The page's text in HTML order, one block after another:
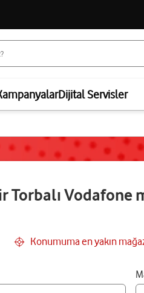
Dijital Servisler
Torbalı Vodafone
Konumuma en yakın